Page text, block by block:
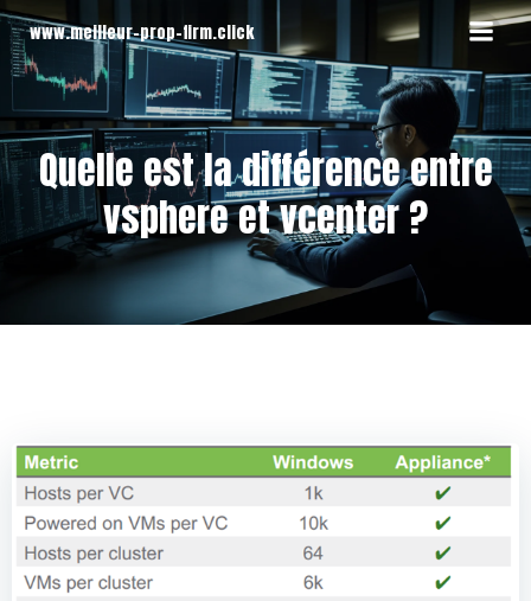
au
contenu
www.meilleur-prop-firm.click
Quelle est la différence entre
vsphere et vcenter ?